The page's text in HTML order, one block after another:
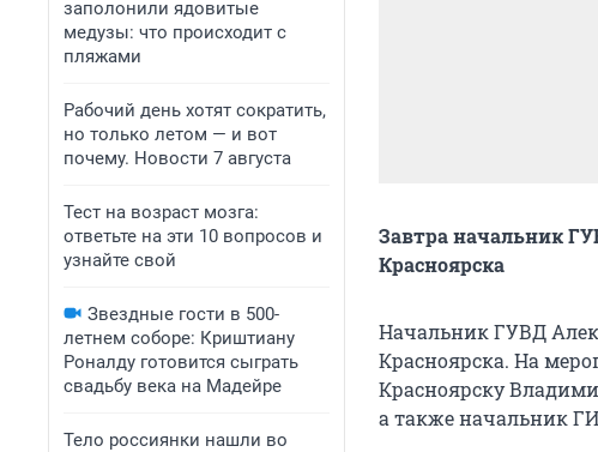
заполонили ядовитые
медузы: что происходит с
пляжами
Рабочий день хотят сократить,
но только летом — и вот
почему. Новости 7 августа
Тест на возраст мозга:
ответьте на эти 10 вопросов и
узнайте свой
Звездные гости в 500-
летнем соборе: Криштиану
Роналду готовится сыграть
свадьбу века на Мадейре
Тело россиянки нашли во
Завтра начальник
Красноярска
Начальник ГУВД
Красноярска. На
Красноярску
а также начальник